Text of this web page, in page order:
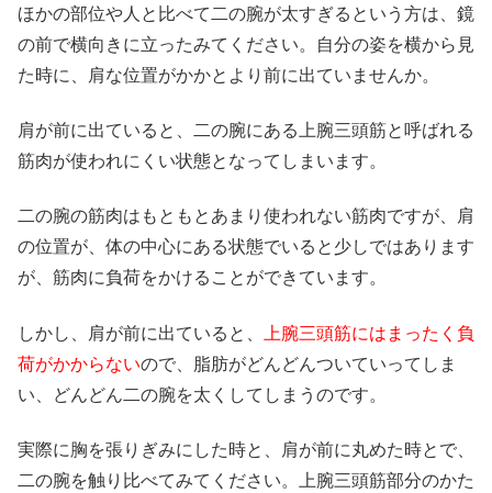
ほかの部位や人と比べて二の腕が太すぎるという方は、鏡
の前で横向きに立ったみてください。自分の姿を横から見
た時に、肩な位置がかかとより前に出ていませんか。
肩が前に出ていると、二の腕にある上腕三頭筋と呼ばれる
筋肉が使われにくい状態となってしまいます。
二の腕の筋肉はもともとあまり使われない筋肉ですが、肩
の位置が、体の中心にある状態でいると少しではあります
が、筋肉に負荷をかけることができています。
しかし、肩が前に出ていると、
上腕三頭筋にはまったく負
荷がかからないので、脂肪がどんどんついていってしま
い、どんどん二の腕を太くしてしまうのです。
実際に胸を張りぎみにした時と、肩が前に丸めた時とで、
二の腕を触り比べてみてください。上腕三頭筋部分のかた